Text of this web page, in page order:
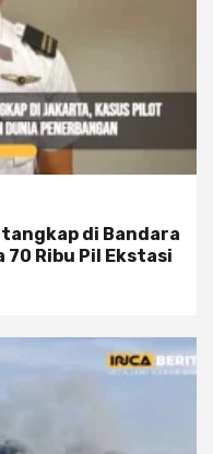
di Bandara
Ribu Pil Ekstasi